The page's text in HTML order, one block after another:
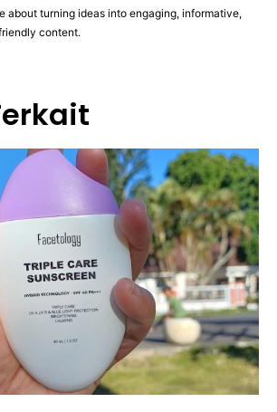
about turning ideas into engaging, informative,
content.